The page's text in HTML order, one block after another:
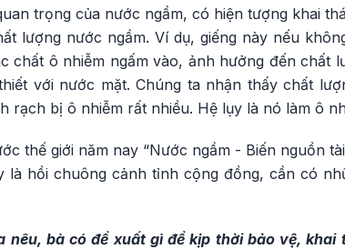
trọng của nước ngầm, có hiện tượng khai
lượng nước ngầm. Ví dụ, giếng này nếu
chất ô nhiễm ngấm vào, ảnh hưởng đến chất
với nước mặt. Chúng ta nhận thấy chất
rạch bị ô nhiễm rất nhiều. Hệ lụy là nó làm ô
thế giới năm nay “Nước ngầm - Biến nguồn
là hồi chuông cảnh tỉnh cộng đồng, cần có
nêu, bà có đề xuất gì để kịp thời bảo vệ,